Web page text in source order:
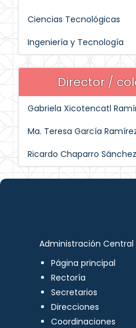
Ciencias Tecnológicas
Ingeniería y Tecnología
Director /
Gabriela Xicotencatl
Ma. Teresa García
Ricardo Chaparro Sánchez
Administración Central
Página principal
Rectoría
Secretarios
Direcciones
Coordinaciones